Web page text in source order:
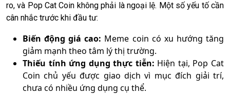
ro, và Pop Cat Coin không phải là ngoại lệ. Một số yếu tố cần
cân nhắc trước khi đầu tư:
Biến động giá cao: Meme coin có xu hướng tăng
giảm mạnh theo tâm lý thị trường.
Thiếu tính ứng dụng thực tiễn: Hiện tại, Pop Cat
Coin chủ yếu được giao dịch vì mục đích giải trí,
chưa có nhiều ứng dụng cụ thể.